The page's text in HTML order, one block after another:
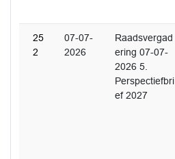
25
2
07-07-
2026
Raadsvergad
ering 07-07-
2026 5.
Perspectiefbri
ef 2027